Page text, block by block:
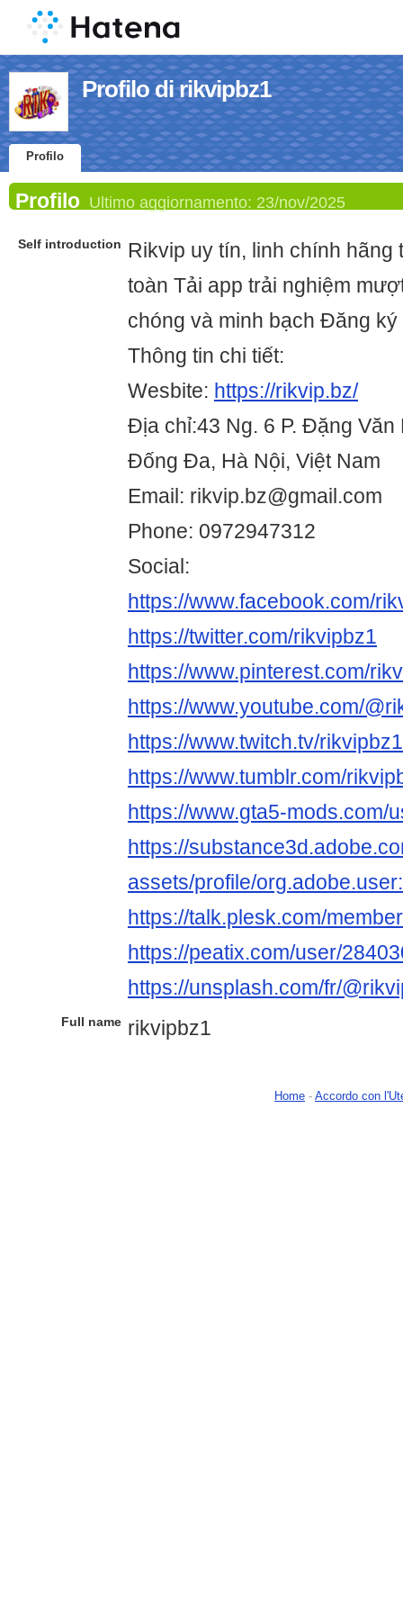
Profilo di rikvipbz1
Profilo
Profilo Ultimo aggiornamento: 23/nov/2025
Self introduction
Rikvip uy tín, linh chính
toàn Tải app trải nghiệm
chóng và minh bạch Đăng
Thông tin chi tiết:
Wesbite: https://rikvip.bz/
Địa chỉ:43 Ng. 6 P. Đặng Văn
Đống Đa, Hà Nội, Việt Nam
Email: rikvip.bz@gmail.com
Phone: 0972947312
Social:
https://www.facebook.com/
https://twitter.com/rikvipbz1
https://www.pinterest.com/
https://www.youtube.com/
https://www.twitch.tv/
https://www.tumblr.com/
https://www.gta5-mods.com/
https://
assets/profile/
https://talk.plesk.com/
https://peatix.com/user/
https://unsplash.com/fr/
Full name rikvipbz1
Home - Accordo con